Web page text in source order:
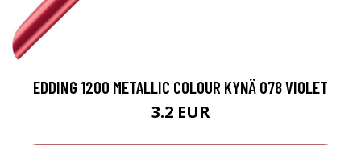
EDDING 1200 METALLIC COLOUR KYNÄ 078 VIOLET
3.2 EUR